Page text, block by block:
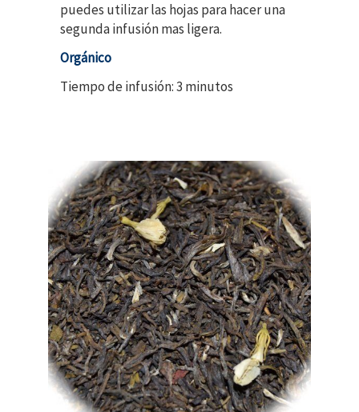
puedes utilizar las hojas para hacer una
segunda infusión mas ligera.
Orgánico
Tiempo de infusión: 3 minutos